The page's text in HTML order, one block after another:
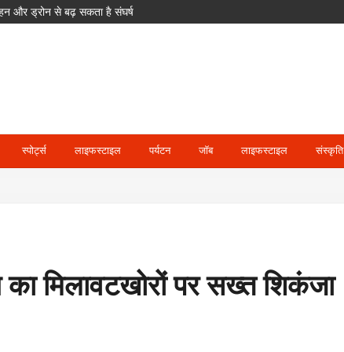
और ड्रोन से बढ़ सकता है संघर्ष
भारत से होगी भिड़ंत
24 उपाध्यक्ष और 36 महासचिव नियुक्त
स्पोर्ट्स लाइफस्टाइल पर्यटन जॉब लाइफस्टाइल संस्कृति
का मिलावटखोरों पर सख्त शिकंजा